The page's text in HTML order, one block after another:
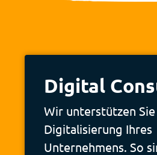
Digital
Wir unterstützen
Digitalisierung Ihres
Unternehmens. So